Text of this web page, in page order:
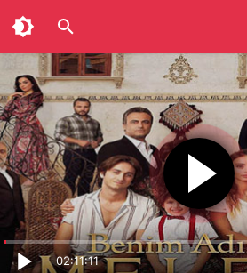
02:11:11